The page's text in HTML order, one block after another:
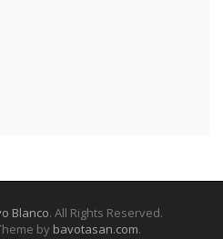
Blanco. All Rights Reserved.
by bavotasan.com.